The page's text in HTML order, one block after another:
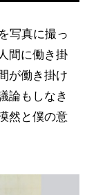
写真に撮っ
間に働き掛
が働き掛け
論もしなき
然と僕の意